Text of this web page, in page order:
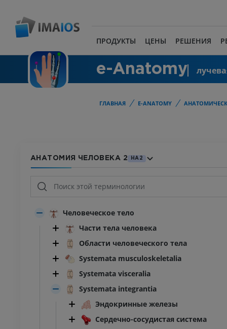
ПРОДУКТЫ ЦЕНЫ РЕШЕНИЯ
e-Anatomy
ГЛАВНАЯ E-ANATOMY
АНАТОМИЯ ЧЕЛОВЕКА 2 HA2
Человеческое тело
Части тела человека
Области человеческого тела
Systemata musculoskeletalia
Systemata visceralia
Systemata integrantia
Эндокринные железы
Сердечно-сосудистая система